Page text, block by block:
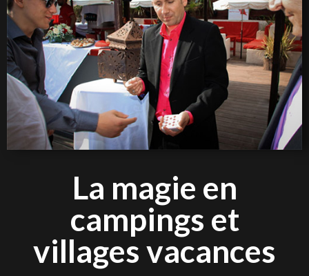
La magie en
campings et
villages vacances